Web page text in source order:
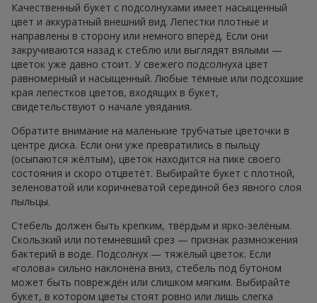
Качественный букет с подсолнухами имеет насыщенный
цвет и аккуратный внешний вид. Лепестки плотные и
направлены в сторону или немного вперёд. Если они
закручиваются назад к стеблю или выглядят вялыми —
цветок уже давно стоит. У свежего подсолнуха цвет
равномерный и насыщенный. Любые тёмные или подсохшие
края лепестков цветов, входящих в букет,
свидетельствуют о начале увядания.
Обратите внимание на маленькие трубчатые цветочки в
центре диска. Если они уже превратились в пыльцу
(осыпаются жёлтым), цветок находится на пике своего
состояния и скоро отцветёт. Выбирайте букет с плотной,
зеленоватой или коричневатой серединой без явного слоя
пыльцы.
Стебель должен быть крепким, твёрдым и ярко-зелёным.
Скользкий или потемневший срез — признак размножения
бактерий в воде. Подсолнух — тяжёлый цветок. Если
«голова» сильно наклонена вниз, стебель под бутоном
может быть повреждён или слишком мягким. Выбирайте
букет, в котором цветы стоят ровно или лишь слегка